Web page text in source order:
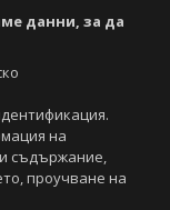
данни, за да
на
съдържание,
проучване на